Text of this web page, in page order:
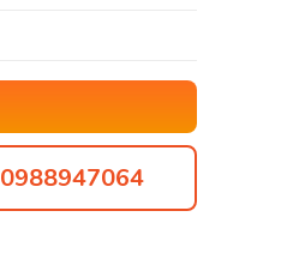
0988947064